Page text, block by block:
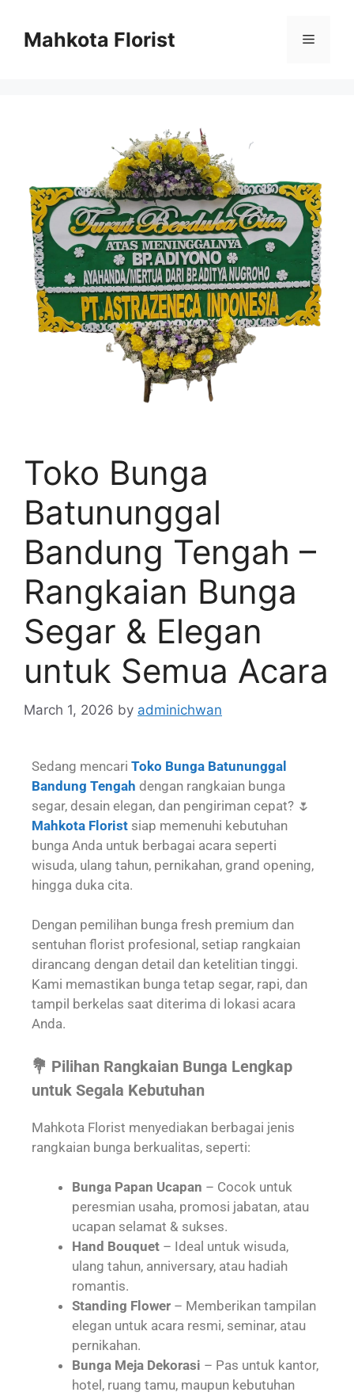
Mahkota Florist
Toko Bunga
Batununggal
Bandung Tengah –
Rangkaian Bunga
Segar & Elegan
untuk Semua Acara
March 1, 2026 by adminichwan
Sedang mencari Toko Bunga Batununggal
Bandung Tengah dengan rangkaian bunga
segar, desain elegan, dan pengiriman cepat? 🌷
Mahkota Florist siap memenuhi kebutuhan
bunga Anda untuk berbagai acara seperti
wisuda, ulang tahun, pernikahan, grand opening,
hingga duka cita.
Dengan pemilihan bunga fresh premium dan
sentuhan florist profesional, setiap rangkaian
dirancang dengan detail dan ketelitian tinggi.
Kami memastikan bunga tetap segar, rapi, dan
tampil berkelas saat diterima di lokasi acara
Anda.
💐 Pilihan Rangkaian Bunga Lengkap
untuk Segala Kebutuhan
Mahkota Florist menyediakan berbagai jenis
rangkaian bunga berkualitas, seperti:
Bunga Papan Ucapan – Cocok untuk
peresmian usaha, promosi jabatan, atau
ucapan selamat & sukses.
Hand Bouquet – Ideal untuk wisuda,
ulang tahun, anniversary, atau hadiah
romantis.
Standing Flower – Memberikan tampilan
elegan untuk acara resmi, seminar, atau
pernikahan.
Bunga Meja Dekorasi – Pas untuk kantor,
hotel, ruang tamu, maupun kebutuhan